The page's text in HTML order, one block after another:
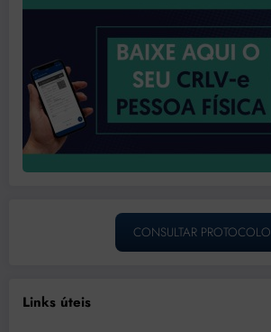
CONSULTAR PROTOCOLO
Links úteis